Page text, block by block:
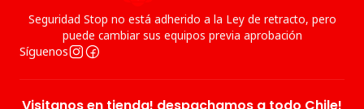
Seguridad Stop no está adherido a la Ley de retracto, pero
puede cambiar sus equipos previa aprobación
Síguenos